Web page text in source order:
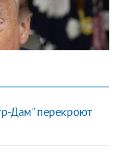
Дам" перекроют